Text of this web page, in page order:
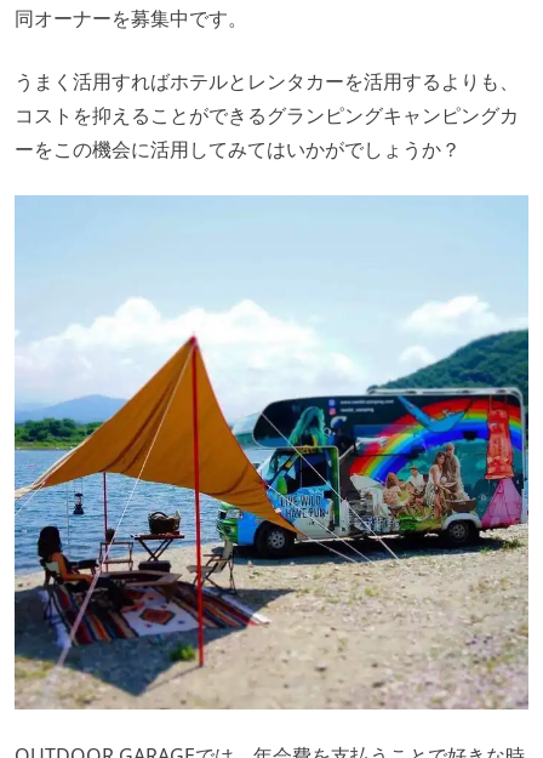
同オーナーを募集中です。
うまく活用すればホテルとレンタカーを活用するよりも、
コストを抑えることができるグランピングキャンピングカ
ーをこの機会に活用してみてはいかがでしょうか？